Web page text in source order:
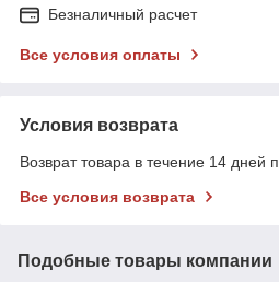
Безналичный расчет
Все условия оплаты
Условия возврата
Возврат товара в течение 14 дней
Все условия возврата
Подобные товары компании